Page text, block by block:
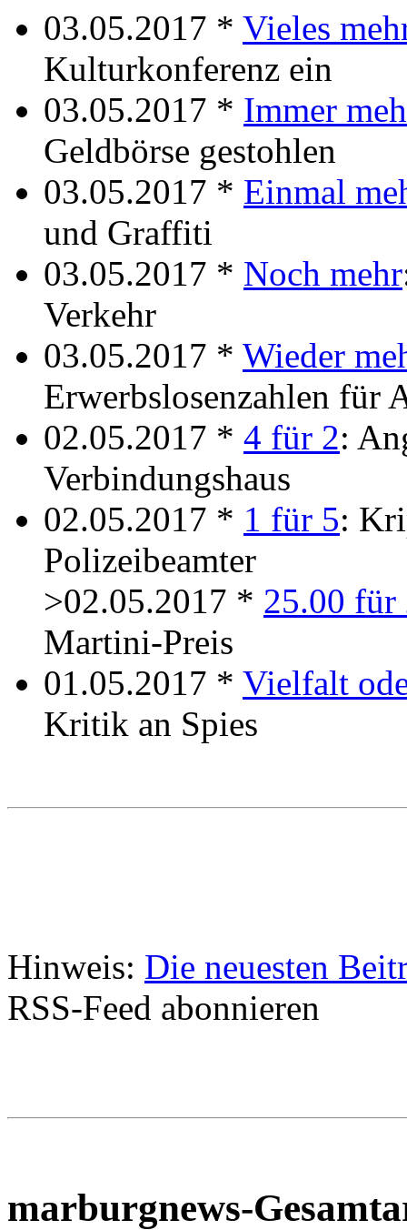
03.05.2017 * Vieles
Kulturkonferenz ein
03.05.2017 * Immer
Geldbörse gestohlen
03.05.2017 * Einmal
und Graffiti
03.05.2017 * Noch mehr
Verkehr
03.05.2017 * Wieder
Erwerbslosenzahlen für
02.05.2017 * 4 für 2:
Verbindungshaus
02.05.2017 * 1 für 5:
Polizeibeamter
>02.05.2017 * 25.00 für
Martini-Preis
01.05.2017 * Vielfalt
Kritik an Spies
Hinweis: Die neuesten
RSS-Feed abonnieren
marburgnews-